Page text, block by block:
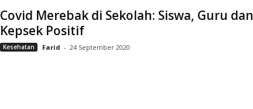
Covid Merebak di Sekolah: Siswa, Guru dan
Kepsek Positif
Kesehatan Farid - 24 September 2020